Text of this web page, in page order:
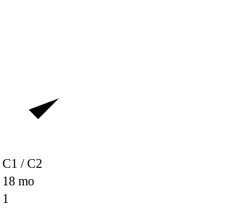
C1 / C2
18 mo
1